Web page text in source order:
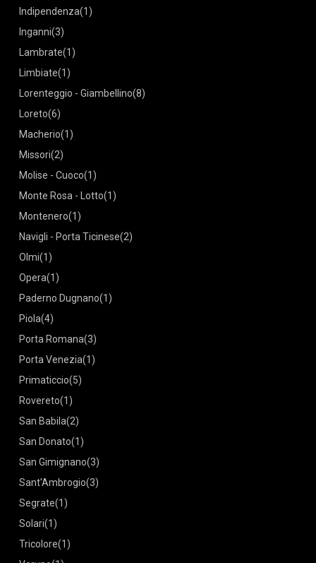
Indipendenza(1)
Inganni(3)
Lambrate(1)
Limbiate(1)
Lorenteggio - Giambellino(8)
Loreto(6)
Macherio(1)
Missori(2)
Molise - Cuoco(1)
Monte Rosa - Lotto(1)
Montenero(1)
Navigli - Porta Ticinese(2)
Olmi(1)
Opera(1)
Paderno Dugnano(1)
Piola(4)
Porta Romana(3)
Porta Venezia(1)
Primaticcio(5)
Rovereto(1)
San Babila(2)
San Donato(1)
San Gimignano(3)
Sant'Ambrogio(3)
Segrate(1)
Solari(1)
Tricolore(1)